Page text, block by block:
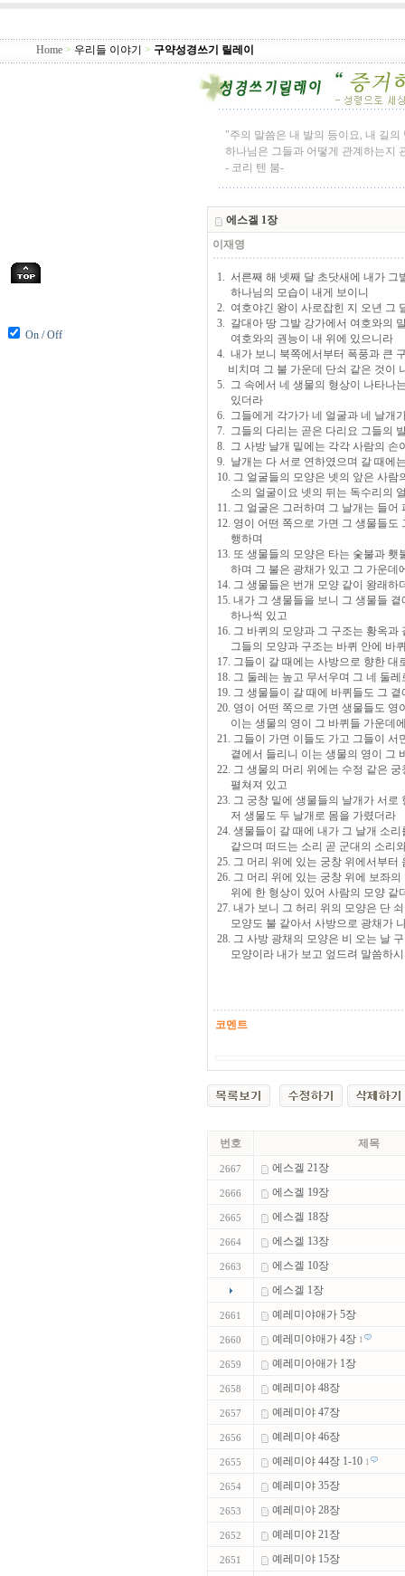
On / Off
Home > 우리들 이야기 > 구약성경쓰기 릴레이
"주의 말씀은 내 발의 등이요, 내 길
하나님은 그들과 어떻게 관계하는지
- 코리 텐 붐-
에스겔 1장
이재영
1. 서른째 해 넷째 달 초닷새에 내가 그
하나님의 모습이 내게 보이니
2. 여호야긴 왕이 사로잡힌 지 오년 그
3. 갈대아 땅 그발 강가에서 여호와의
여호와의 권능이 내 위에 있으니라
4. 내가 보니 북쪽에서부터 폭풍과 큰
비치며 그 불 가운데 단쇠 같은 것이
5. 그 속에서 네 생물의 형상이 나타나
있더라
6. 그들에게 각가가 네 얼굴과 네 날개
7. 그들의 다리는 곧은 다리요 그들의
8. 그 사방 날개 밑에는 각각 사람의 손
9. 날개는 다 서로 연하였으며 갈 때에
10. 그 얼굴들의 모양은 넷의 앞은 사
소의 얼굴이요 넷의 뒤는 독수리의
11. 그 얼굴은 그러하며 그 날개는 들
12. 영이 어떤 쪽으로 가면 그 생물들
행하며
13. 또 생물들의 모양은 타는 숯불과
하며 그 불은 광채가 있고 그 가운데
14. 그 생물들은 번개 모양 같이 왕래하
15. 내가 그 생물들을 보니 그 생물들
하나씩 있고
16. 그 바퀴의 모양과 그 구조는 황옥
그들의 모양과 구조는 바퀴 안에 바
17. 그들이 갈 때에는 사방으로 향한 대
18. 그 둘레는 높고 무서우며 그 네 둘
19. 그 생물들이 갈 때에 바퀴들도 그
20. 영이 어떤 쪽으로 가면 생물들도
이는 생물의 영이 그 바퀴들 가운데
21. 그들이 가면 이들도 가고 그들이
곁에서 들리니 이는 생물의 영이 그
22. 그 생물의 머리 위에는 수정 같은
펼쳐져 있고
23. 그 궁창 밑에 생물들의 날개가 서
저 생물도 두 날개로 몸을 가렸더라
24. 생물들이 갈 때에 내가 그 날개 소
같으며 떠드는 소리 곧 군대의 소리
25. 그 머리 위에 있는 궁창 위에서부
26. 그 머리 위에 있는 궁창 위에 보좌
위에 한 형상이 있어 사람의 모양 같
27. 내가 보니 그 허리 위의 모양은 단
모양도 불 같아서 사방으로 광채가
28. 그 사방 광채의 모양은 비 오는 날
모양이라 내가 보고 엎드려 말씀하
코멘트
번호 제목
2667 에스겔 21장
2666 에스겔 19장
2665 에스겔 18장
2664 에스겔 13장
2663
에스겔 10장
에스겔 1장
2661 예레미야애가 5장
2660 예레미야애가 4장 1
2659 예레미아애가 1장
2658 예레미야 48장
2657 예레미야 47장
2656 예레미야 46장
2655 예레미야 44장 1-10 1
2654 예레미야 35장
2653 예레미야 28장
2652 예레미야 21장
2651 예레미야 15장